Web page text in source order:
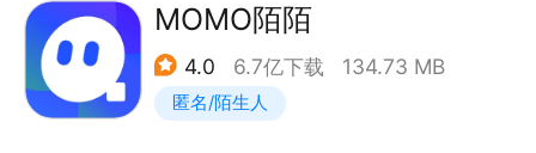
MOMO陌陌
4.0 6.7亿下载 134.73 MB
匿名/陌生人